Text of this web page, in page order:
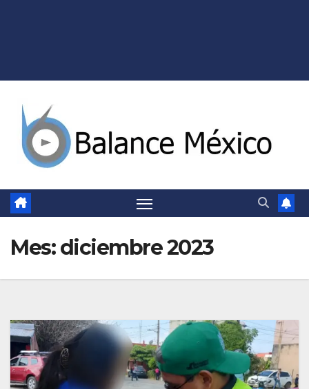
Mes:diciembre 2023